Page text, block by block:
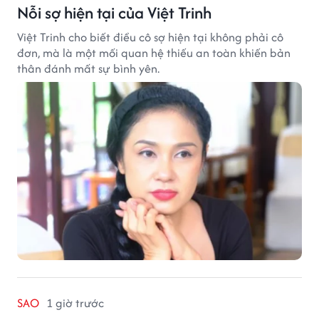
Nỗi sợ hiện tại của Việt Trinh
Việt Trinh cho biết điều cô sợ hiện tại không phải cô
đơn, mà là một mối quan hệ thiếu an toàn khiến bản
thân đánh mất sự bình yên.
SAO 1 giờ trước